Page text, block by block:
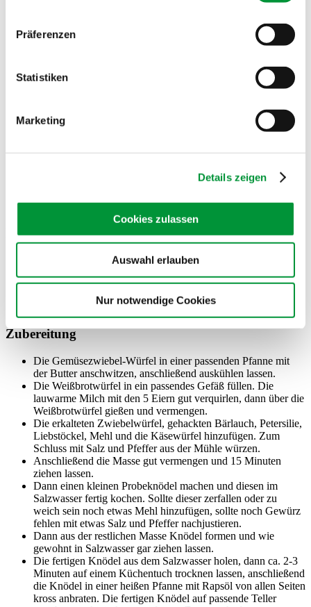
Präferenzen
Statistiken
Marketing
Details zeigen
Cookies zulassen
Auswahl erlauben
Nur notwendige Cookies
250 Gramm Cheddar oder Emmentaler in kleine Würfel
Pfeffer aus der Mühle
80 Gramm Butter zerlassen
4 gehäufte Esslöffel geriebenen Emmentaler
Die Zutaten
Zubereitung
Die Gemüsezwiebel-Würfel in einer passenden Pfanne mit
der Butter anschwitzen, anschließend auskühlen lassen.
Die Weißbrotwürfel in ein passendes Gefäß füllen. Die
lauwarme Milch mit den 5 Eiern gut verquirlen, dann über die
Weißbrotwürfel gießen und vermengen.
Die erkalteten Zwiebelwürfel, gehackten Bärlauch, Petersilie,
Liebstöckel, Mehl und die Käsewürfel hinzufügen. Zum
Schluss mit Salz und Pfeffer aus der Mühle würzen.
Anschließend die Masse gut vermengen und 15 Minuten
ziehen lassen.
Dann einen kleinen Probeknödel machen und diesen im
Salzwasser fertig kochen. Sollte dieser zerfallen oder zu
weich sein noch etwas Mehl hinzufügen, sollte noch Gewürz
fehlen mit etwas Salz und Pfeffer nachjustieren.
Dann aus der restlichen Masse Knödel formen und wie
gewohnt in Salzwasser gar ziehen lassen.
Die fertigen Knödel aus dem Salzwasser holen, dann ca. 2-3
Minuten auf einem Küchentuch trocknen lassen, anschließend
die Knödel in einer heißen Pfanne mit Rapsöl von allen Seiten
kross anbraten. Die fertigen Knödel auf passende Teller